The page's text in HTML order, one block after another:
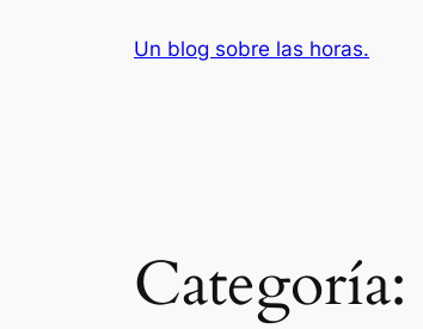
Un blog sobre las horas.
Categoría: